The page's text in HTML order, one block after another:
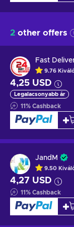
2 other offers
Fast
9.76
4,25 USD
Legalacsonyabb ár
11% Cashback
JandM
9.50
4,27 USD
11% Cashback